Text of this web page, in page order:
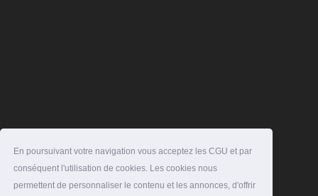
En poursuivant votre navigation vous acceptez les CGU et par
conséquent l'utilisation de cookies. Les cookies nous
permettent de personnaliser le contenu et les annonces, d'offrir